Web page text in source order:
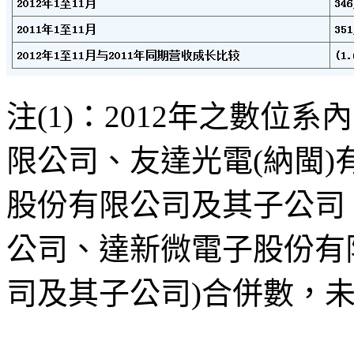
注(1)：2012年之數位系
限公司、友達光電(納閩)
股份有限公司及其子公
公司、達新微電子股份
司及其子公司)合併數，